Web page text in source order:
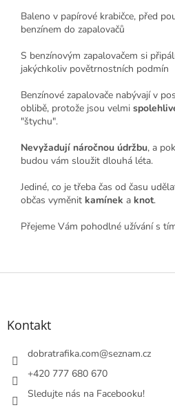
Baleno v papírové krabičce, před
benzínem do zapalovačů
S benzínovým zapalovačem si
jakýchkoliv povětrnostních podmín
Benzínové zapalovače nabývají v
oblibě, protože jsou velmi
"štychu".
Nevyžadují náročnou údržbu, a
budou vám sloužit dlouhá léta.
Jediné, co je třeba čas od času
občas vyměnit kamínek a knot.
Přejeme Vám pohodlné užívání s
Z
Kontakt
dobratrafika.com@seznam.cz
+420 777 680 670
Sledujte nás na Facebooku!